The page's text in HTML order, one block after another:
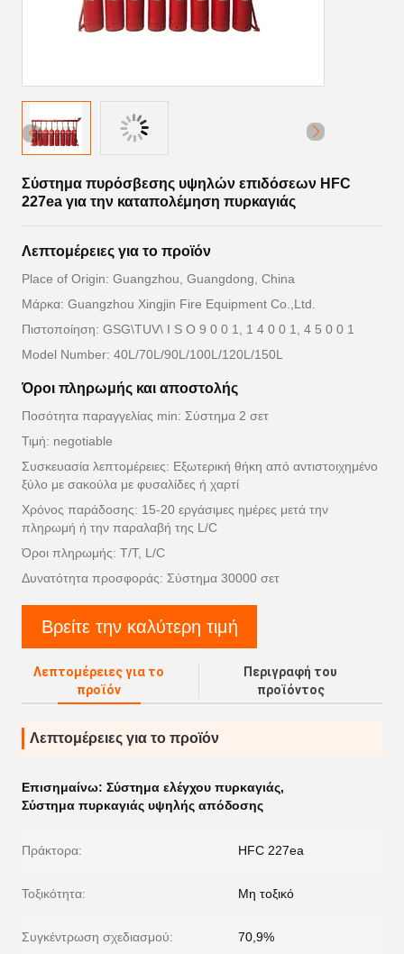
Σύστημα πυρόσβεσης υψηλών επιδόσεων HFC
227ea για την καταπολέμηση πυρκαγιάς
Λεπτομέρειες για το προϊόν
Place of Origin: Guangzhou, Guangdong, China
Μάρκα: Guangzhou Xingjin Fire Equipment Co.,Ltd.
Πιστοποίηση: GSG\TUV\ I S O 9 0 0 1, 1 4 0 0 1, 4 5 0 0 1
Model Number: 40L/70L/90L/100L/120L/150L
Όροι πληρωμής και αποστολής
Ποσότητα παραγγελίας min: Σύστημα 2 σετ
Τιμή: negotiable
Συσκευασία λεπτομέρειες: Εξωτερική θήκη από αντιστοιχημένο
ξύλο με σακούλα με φυσαλίδες ή χαρτί
Χρόνος παράδοσης: 15-20 εργάσιμες ημέρες μετά την
πληρωμή ή την παραλαβή της L/C
Όροι πληρωμής: T/T, L/C
Δυνατότητα προσφοράς: Σύστημα 30000 σετ
Βρείτε την καλύτερη τιμή
Λεπτομέρειες για το
προϊόν
Περιγραφή του
προϊόντος
Λεπτομέρειες για το προϊόν
Επισημαίνω: Σύστημα ελέγχου πυρκαγιάς,
Σύστημα πυρκαγιάς υψηλής απόδοσης
Πράκτορα: HFC 227ea
Τοξικότητα: Μη τοξικό
Συγκέντρωση σχεδιασμού: 70,9%